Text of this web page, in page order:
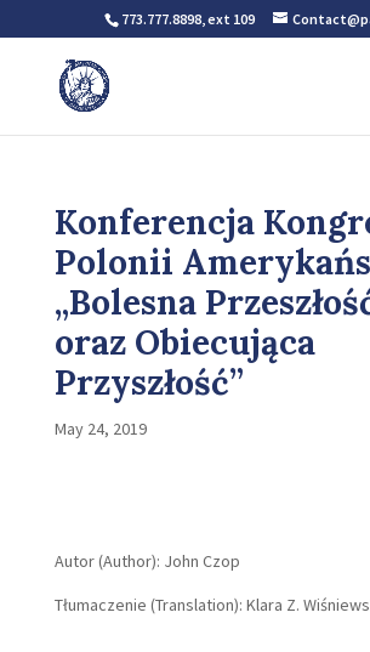
773.777.8898, ext 109
Konferencja
Polonii
„Bolesna
oraz Obiecująca
Przyszłość”
May 24, 2019
Autor (Author): John Czop
Tłumaczenie (Translation): Klara Z.